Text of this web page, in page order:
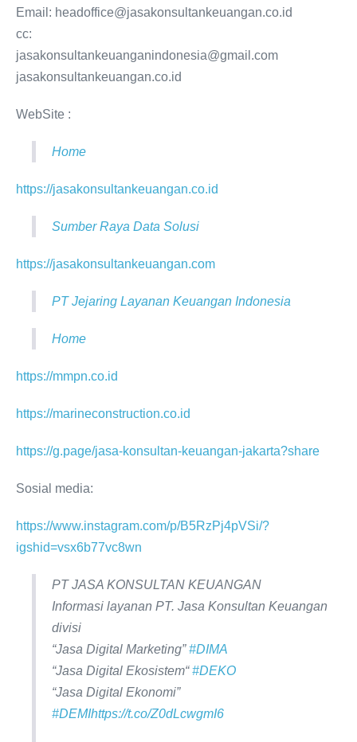
Email: headoffice@jasakonsultankeuangan.co.id
cc:
jasakonsultankeuanganindonesia@gmail.com
jasakonsultankeuangan.co.id
WebSite :
Home
https://jasakonsultankeuangan.co.id
Sumber Raya Data Solusi
https://jasakonsultankeuangan.com
PT Jejaring Layanan Keuangan Indonesia
Home
https://mmpn.co.id
https://marineconstruction.co.id
https://g.page/jasa-konsultan-keuangan-jakarta?share
Sosial media:
https://www.instagram.com/p/B5RzPj4pVSi/?
igshid=vsx6b77vc8wn
PT JASA KONSULTAN KEUANGAN
Informasi layanan PT. Jasa Konsultan Keuangan
divisi
“Jasa Digital Marketing”#DIMA
“Jasa Digital Ekosistem“#DEKO
“Jasa Digital Ekonomi”
#DEMIhttps://t.co/Z0dLcwgmI6